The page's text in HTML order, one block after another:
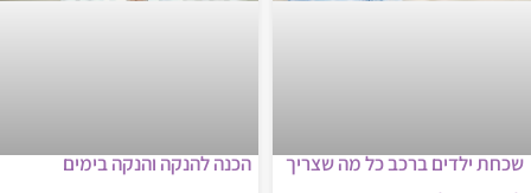
שכחת ילדים ברכב כל מה שצריך
הכנה להנקה והנקה בימים